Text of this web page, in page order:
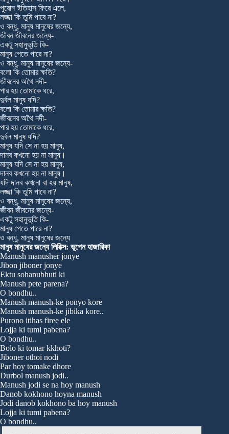
পুরোন ইতিহাস ফিরে এলে,
লজ্জা কি তুমি পাবে না?
ও বন্ধু, মানুষ মানুষের জন্যে,
জীবন জীবনের জন্যে-
একটু সহানুভূতি কি-
মানুষ পেতে পারে না?
ও বন্ধু, মানুষ মানুষের জন্যে-
বলো কি তোমার ক্ষতি?
জীবনের অথৈ নদী-
পার হয় তোমাকে ধরে,
দুর্বল মানুষ যদি?
বলো কি তোমার ক্ষতি?
জীবনের অথৈ নদী-
পার হয় তোমাকে ধরে,
দুর্বল মানুষ যদি?
মানুষ যদি সে না হয় মানুষ,
দানব কখনো হয় না মানুষ।
মানুষ যদি সে না হয় মানুষ,
দানব কখনো হয় না মানুষ।
যদি দানব কখনো বা হয় মানুষ,
লজ্জা কি তুমি পাবে না?
ও বন্ধু, মানুষ মানুষের জন্যে,
জীবন জীবনের জন্যে-
একটু সহানুভূতি কি-
মানুষ পেতে পারে না?
ও বন্ধু, মানুষ মানুষের জন্যে
মানুষ মানুষের জন্যে লিরিক্স: ভূপেন হাজারিকা
Manush manusher jonye
Jibon jiboner jonye
Ektu sohanubhuti ki
Manush pete parena?
O bondhu..
Manush manush-ke ponyo kore
Manush manush-ke jibika kore..
Purono itihas firee ele
Lojja ki tumi pabena?
O bondhu..
Bolo ki tomar kkhoti?
Jiboner othoi nodi
Par hoy tomake dhore
Durbol manush jodi..
Manush jodi se na hoy manush
Danob kokhono hoyna manush
Jodi danob kokhono ba hoy manush
Lojja ki tumi pabena?
O bondhu..